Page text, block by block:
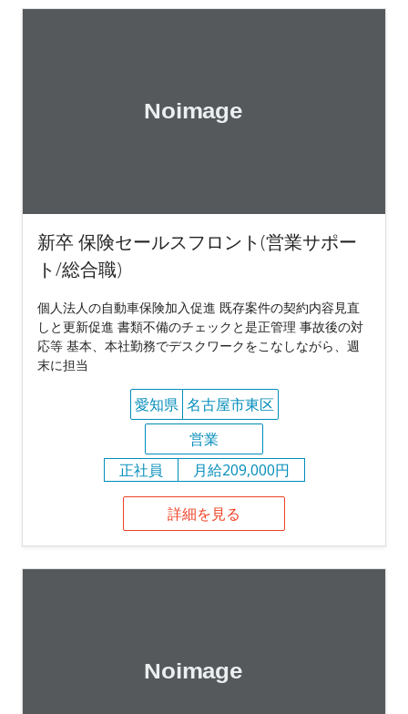
新卒 保険セールスフロント(営業サポー
ト/総合職)
個人法人の自動車保険加入促進 既存案件の契約内容見直
しと更新促進 書類不備のチェックと是正管理 事故後の対
応等 基本、本社勤務でデスクワークをこなしながら、週
末に担当
愛知県 名古屋市東区
営業
正社員
月給209,000円
詳細を見る